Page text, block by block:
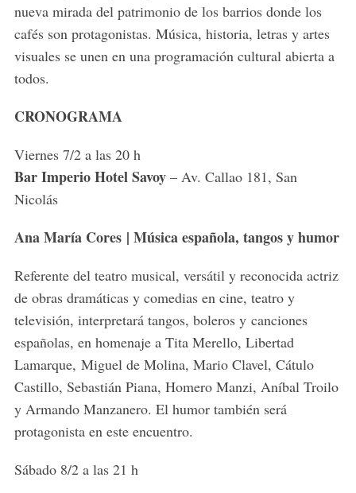
nueva mirada del patrimonio de los barrios donde los
cafés son protagonistas. Música, historia, letras y artes
visuales se unen en una programación cultural abierta a
todos.
CRONOGRAMA
Viernes 7/2 a las 20 h
Bar Imperio Hotel Savoy– Av. Callao 181, San
Nicolás
Ana María Cores | Música española, tangos y humor
Referente del teatro musical, versátil y reconocida actriz
de obras dramáticas y comedias en cine, teatro y
televisión, interpretará tangos, boleros y canciones
españolas, en homenaje a Tita Merello, Libertad
Lamarque, Miguel de Molina, Mario Clavel, Cátulo
Castillo, Sebastián Piana, Homero Manzi, Aníbal Troilo
y Armando Manzanero. El humor también será
protagonista en este encuentro.
Sábado 8/2 a las 21 h